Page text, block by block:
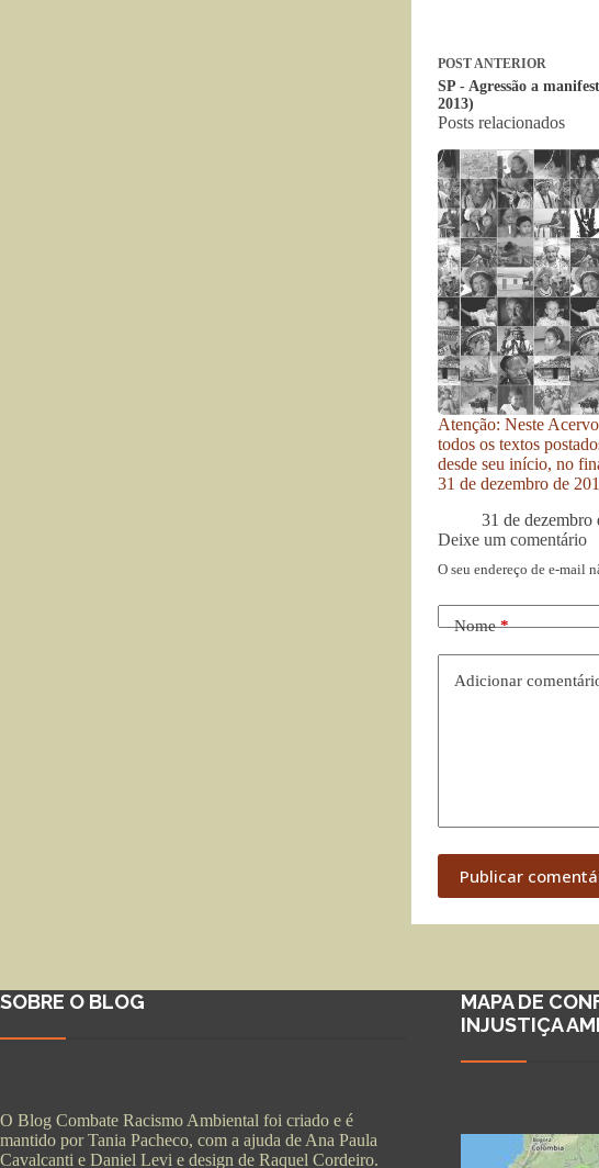
POSTANTERIOR
SP - Agressão a
2013)
Posts relacionados
Atenção: Neste
todos os textos
desde seu início, no
31 de dezembro de
31 de dezembro
Deixe um comentário
O seu endereço de e-mail
Nome*
Adicionar
Publicar
SOBRE O BLOG
O Blog Combate Racismo Ambiental foi criado e é
mantido por Tania Pacheco, com a ajuda de Ana Paula
Cavalcanti e Daniel Levi e design de Raquel Cordeiro.
MAPA DE
INJUSTIÇA